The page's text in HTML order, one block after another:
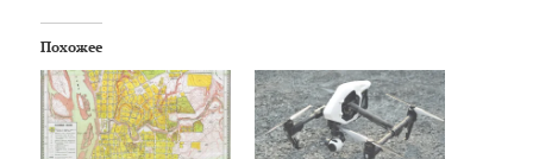
Похожее